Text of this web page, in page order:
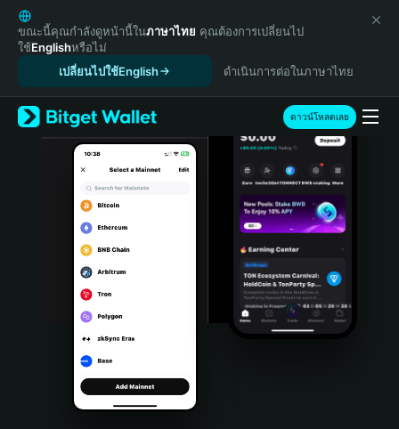
English
日本語
Tiếng Việt
Español (Latinoamérica)
Türkçe
Italiano
Português (Portugal)
Bahasa Indonesia
Português (Brasil)
Español (Argentina)
ขณะนี้คุณกำลังดูหน้านี้ในภาษาไทย คุณต้องการเปลี่ยนไป
ใช้Englishหรือไม่
เปลี่ยนไปใช้English
ดำเนินการต่อในภาษาไทย
ดาวน์โหลดเลย